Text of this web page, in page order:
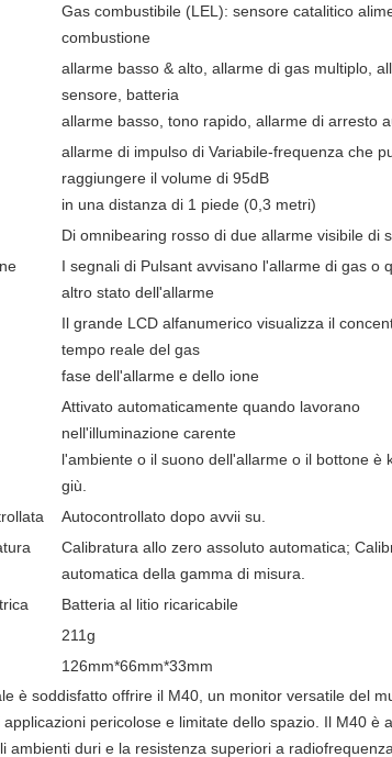
Gas combustibile (LEL): sensore catalitico
combustione
allarme basso & alto, allarme di gas multiplo,
sensore, batteria
allarme basso, tono rapido, allarme di arresto
allarme di impulso di Variabile-frequenza che
raggiungere il volume di 95dB
in una distanza di 1 piede (0,3 metri)
Di omnibearing rosso di due allarme visibile di
I segnali di Pulsant avvisano l'allarme di gas o
altro stato dell'allarme
Il grande LCD alfanumerico visualizza il
tempo reale del gas
fase dell'allarme e dello ione
Attivato automaticamente quando lavorano
nell'illuminazione carente
l'ambiente o il suono dell'allarme o il bottone è
giù.
Autocontrollato dopo avvii su.
Calibratura allo zero assoluto automatica;
automatica della gamma di misura.
Batteria al litio ricaricabile
211g
126mm*66mm*33mm
è soddisfatto offrire il M40, un monitor versatile del
pericolose e limitate dello spazio. Il M40
ambienti duri e la resistenza superiori a